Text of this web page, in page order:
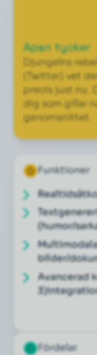
Apan tycker
Djungelns
(Twitter) vet
precis just nu.
dig som gillar
genomsnittet.
Funktioner
(humor/
bilder/
Avancerad
Fördelar